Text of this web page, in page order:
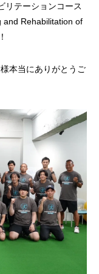
リテーションコース
and Rehabilitation of
本当にありがとうご